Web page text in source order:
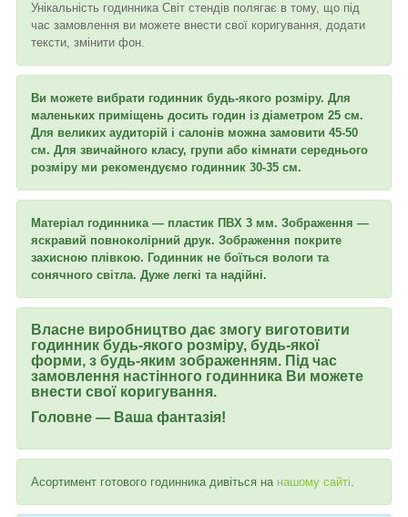
Унікальність годинника Світ стендів полягає в тому, що під
час замовлення ви можете внести свої коригування, додати
тексти, змінити фон.
Ви можете вибрати годинник будь-якого розміру. Для
маленьких приміщень досить годин із діаметром 25 см.
Для великих аудиторій і салонів можна замовити 45-50
см. Для звичайного класу, групи або кімнати середнього
розміру ми рекомендуємо годинник 30-35 см.
Матеріал годинника — пластик ПВХ 3 мм. Зображення —
яскравий повноколірний друк. Зображення покрите
захисною плівкою. Годинник не боїться вологи та
сонячного світла. Дуже легкі та надійні.
Власне виробництво дає змогу виготовити
годинник будь-якого розміру, будь-якої
форми, з будь-яким зображенням. Під час
замовлення настінного годинника Ви можете
внести свої коригування.
Головне — Ваша фантазія!
Асортимент готового годинника дивіться на нашому сайті